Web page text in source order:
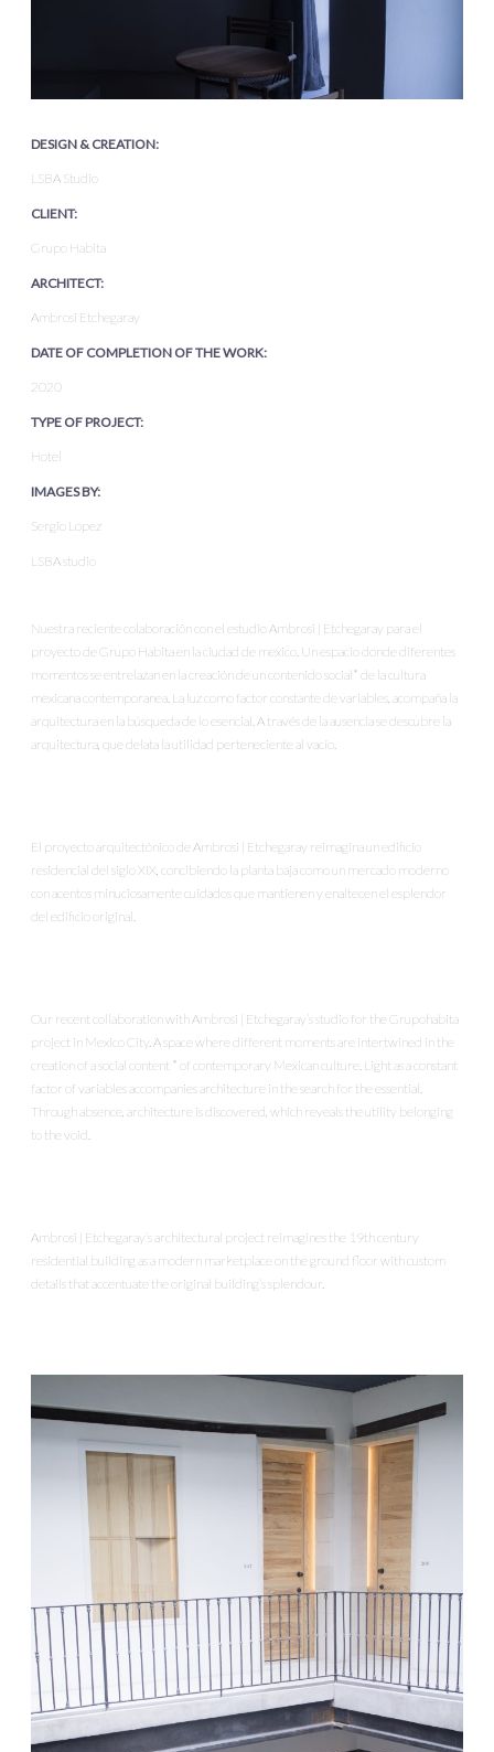
DESIGN & CREATION:
LSBA Studio
CLIENT:
Grupo Habita
ARCHITECT:
Ambrosi Etchegaray
DATE OF COMPLETION OF THE WORK:
2020
TYPE OF PROJECT:
Hotel
IMAGES BY:
Sergio Lopez
LSBA studio
Nuestra reciente colaboración con el estudio Ambrosi | Etchegaray para el
proyecto de Grupo Habita en la ciudad de mexico. Un espacio donde diferentes
momentos se entrelazan en la creación de un contenido social* de la cultura
mexicana contemporanea. La luz como factor constante de variables, acompaña la
arquitectura en la búsqueda de lo esencial. A través de la ausencia se descubre la
arquitectura, que delata la utilidad perteneciente al vacío.
El proyecto arquitectónico de Ambrosi | Etchegaray reimagina un edificio
residencial del siglo XIX, concibiendo la planta baja como un mercado moderno
con acentos minuciosamente cuidados que mantienen y enaltecen el esplendor
del edificio original.
Our recent collaboration with Ambrosi | Etchegaray’s studio for the Grupohabita
project in Mexico City. A space where different moments are intertwined in the
creation of a social content * of contemporary Mexican culture. Light as a constant
factor of variables accompanies architecture in the search for the essential.
Through absence, architecture is discovered, which reveals the utility belonging
to the void.
Ambrosi | Etchegaray’s architectural project reimagines the 19th century
residential building as a modern marketplace on the ground floor with custom
details that accentuate the original building’s splendour.